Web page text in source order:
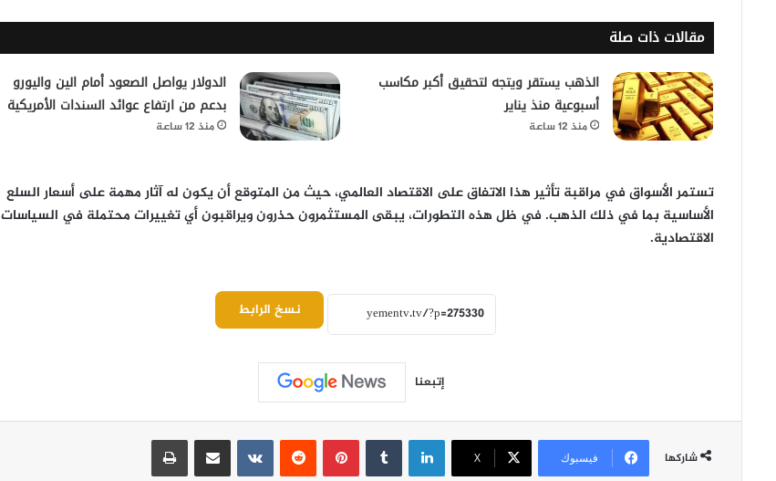
مقالات ذات صلة
الذهب يستقر ويتجه لتحقيق أكبر مكاسب
أسبوعية منذ يناير
منذ 12 ساعة
الدولار يواصل الصعود أمام الين واليورو
بدعم من ارتفاع عوائد السندات الأمريكية
منذ 12 ساعة
تستمر الأسواق في مراقبة تأثير هذا الاتفاق على الاقتصاد العالمي، حيث من المتوقع أن يكون له آثار مهمة على أسعار السلع
الأساسية بما في ذلك الذهب. في ظل هذه التطورات، يبقى المستثمرون حذرون ويراقبون أي تغييرات محتملة في السياسات
الاقتصادية.
نسخ الرابط
إتبعنا
شاركها فيسبوك ‫X
لينكدإن بينتيريست مشاركة عبر البريد طباعة